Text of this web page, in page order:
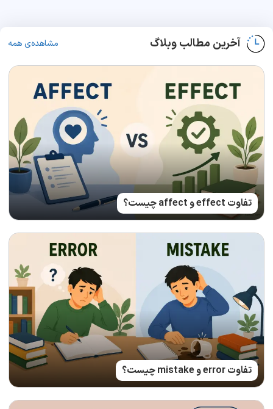
آخرین مطالب وبلاگ مشاهده‌ی همه
تفاوت effect و affect چیست؟
تفاوت error و mistake چیست؟